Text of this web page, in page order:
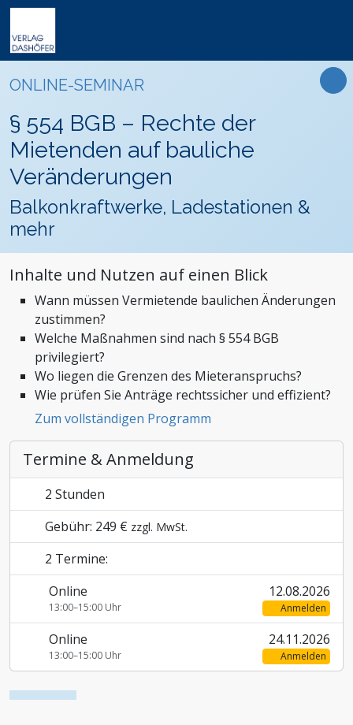
Online-Seminare
VideoCampus
Seminare
Tagungen
Inhouse
Fachbücher
Software
Wissensdatenbanken
Formulare
Arbeitsrecht
Bauwesen und Architektur
Betriebsrat und Arbeitnehmervertretung
Einkauf
Digitalisierung
Immobilien und Grundbesitz
Management und Unternehmensführung
Nachhaltigkeit
Personalmanagement und Entgeltabrechnung
Steuern, Finanzen und Controlling
Stiftungen und Non-Profit Organisationen
Zoll und Außenhandel
Newsletter
FAQ
Der Verlag
Das Team
Kontaktformular
Unsere Profis
Presse
Karriere
Online-Weiterbildung
Präsenz-Weiterbildung
Produkte
Themen
Dashöfer
ONLINE-SEMINAR
§ 554 BGB – Rechte der
Mietenden auf bauliche
Veränderungen
Balkonkraftwerke, Ladestationen &
mehr
Inhalte und Nutzen auf einen Blick
Wann müssen Vermietende baulichen Änderungen
zustimmen?
Welche Maßnahmen sind nach § 554 BGB
privilegiert?
Wo liegen die Grenzen des Mieteranspruchs?
Wie prüfen Sie Anträge rechtssicher und effizient?
Zum vollständigen Programm
Termine & Anmeldung
2 Stunden
Gebühr: 249 € zzgl. MwSt.
2 Termine:
Online
13:00–15:00 Uhr
12.08.2026
Anmelden
Online
13:00–15:00 Uhr
24.11.2026
Anmelden